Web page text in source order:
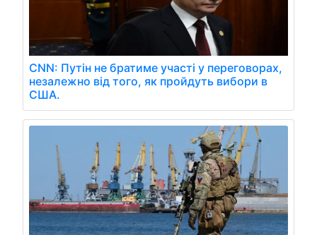
CNN: Путін не братиме участі у переговорах,
незалежно від того, як пройдуть вибори в
США.